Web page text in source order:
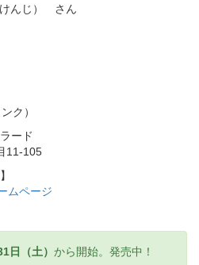
んじ） さん
ク）
ード
11-105
ムページ
日（土） から開始。発売中！